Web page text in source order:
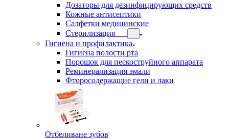
Дозаторы для дезинфицирующих средств
Кожные антисептики
Салфетки медицинские
Стерилизация
Гигиена и профилактика
Гигиена полости рта
Порошок для пескоструйного аппарата
Реминерализация эмали
Фторосодержащие гели и лаки
Отбеливане зубов